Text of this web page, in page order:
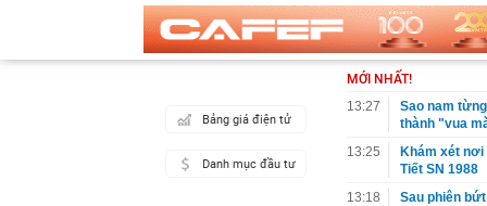
Bảng giá điện tử
Danh mục đầu tư
MỚI NHẤT!
13:27
Sao nam
thành "vua
13:25
Khám xét
Tiết SN 1988
13:18
Sau phiên